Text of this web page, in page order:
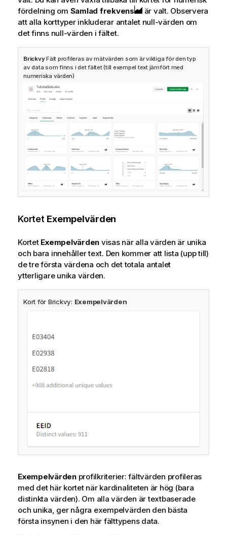
fördelning om Samlad frekvens
är valt. Observera
att alla korttyper inkluderar antalet null-värden om
det finns null-värden i fältet.
BrickvyFält profileras av mätvärden som är viktiga för den typ
av data som finns i det fältet (till exempel text jämfört med
numeriska värden)
Kortet Exempelvärden
Kortet Exempelvärden visas när alla värden är unika
och bara innehåller text. Den kommer att lista (upp till)
de tre första värdena och det totala antalet
ytterligare unika värden.
Kort för Brickvy: Exempelvärden
Exempelvärdenprofilkriterier: fältvärden profileras
med det här kortet när kardinaliteten är hög (bara
distinkta värden). Om alla värden är textbaserade
och unika, ger några exempelvärden den bästa
första insynen i den här fälttypens data.